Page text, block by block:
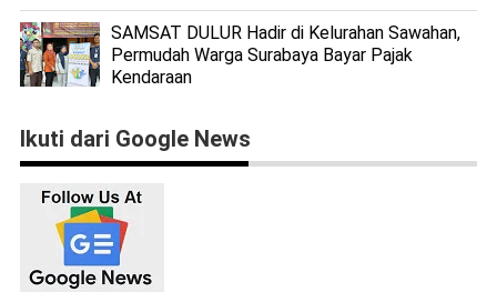
SAMSAT DULUR Hadir di Kelurahan Sawahan,
Permudah Warga Surabaya Bayar Pajak
Kendaraan
Ikuti dari Google News